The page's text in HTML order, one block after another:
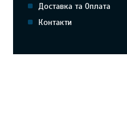
Доставка та Оплата
Контакти